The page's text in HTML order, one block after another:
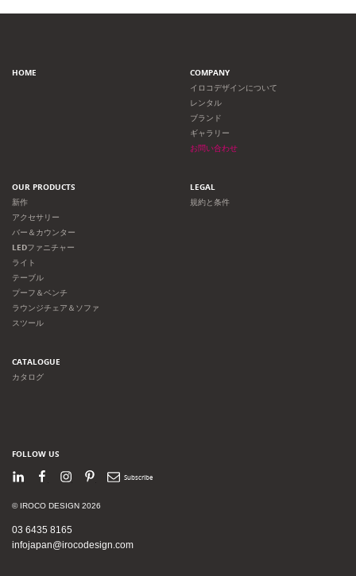
ゲ
シ
HOME
COMPANY
イロコデザインについて
レンタル
ブランド
ギャラリー
お問い合わせ
OUR PRODUCTS
新作
アクセサリー
バー＆カウンター
LEDファニチャー
ライト
テーブル
プーフ＆ベンチ
ラウンジチェア＆ソファ
スツール
LEGAL
規約と条件
CATALOGUE
カタログ
FOLLOW US
LinkedInFacebook
Instagram
PinterestNewsletter
© IROCO DESIGN 2026
03 6435 8165
infojapan@irocodesign.com